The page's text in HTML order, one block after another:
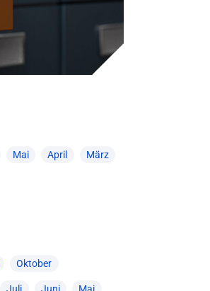
Mai April März
Oktober